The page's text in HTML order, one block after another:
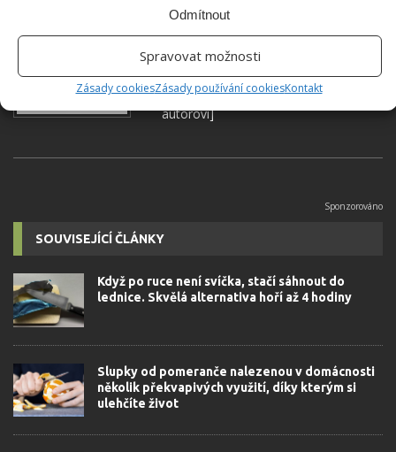
Odmítnout
Spravovat možnosti
Zásady cookiesZásady používání cookiesKontakt
Hana Musilová
Do redakce Bydlimeutulne.cz se
přidala během svých studií a práce
redaktorky ji tak nadchla, že se
rozhodla zůstat. Její v...[Více o
autorovi]
SOUVISEJÍCÍ ČLÁNKY
Když po ruce není svíčka, stačí sáhnout do
lednice. Skvělá alternativa hoří až 4 hodiny
Slupky od pomeranče nalezenou v domácnosti
několik překvapivých využití, díky kterým si
ulehčíte život